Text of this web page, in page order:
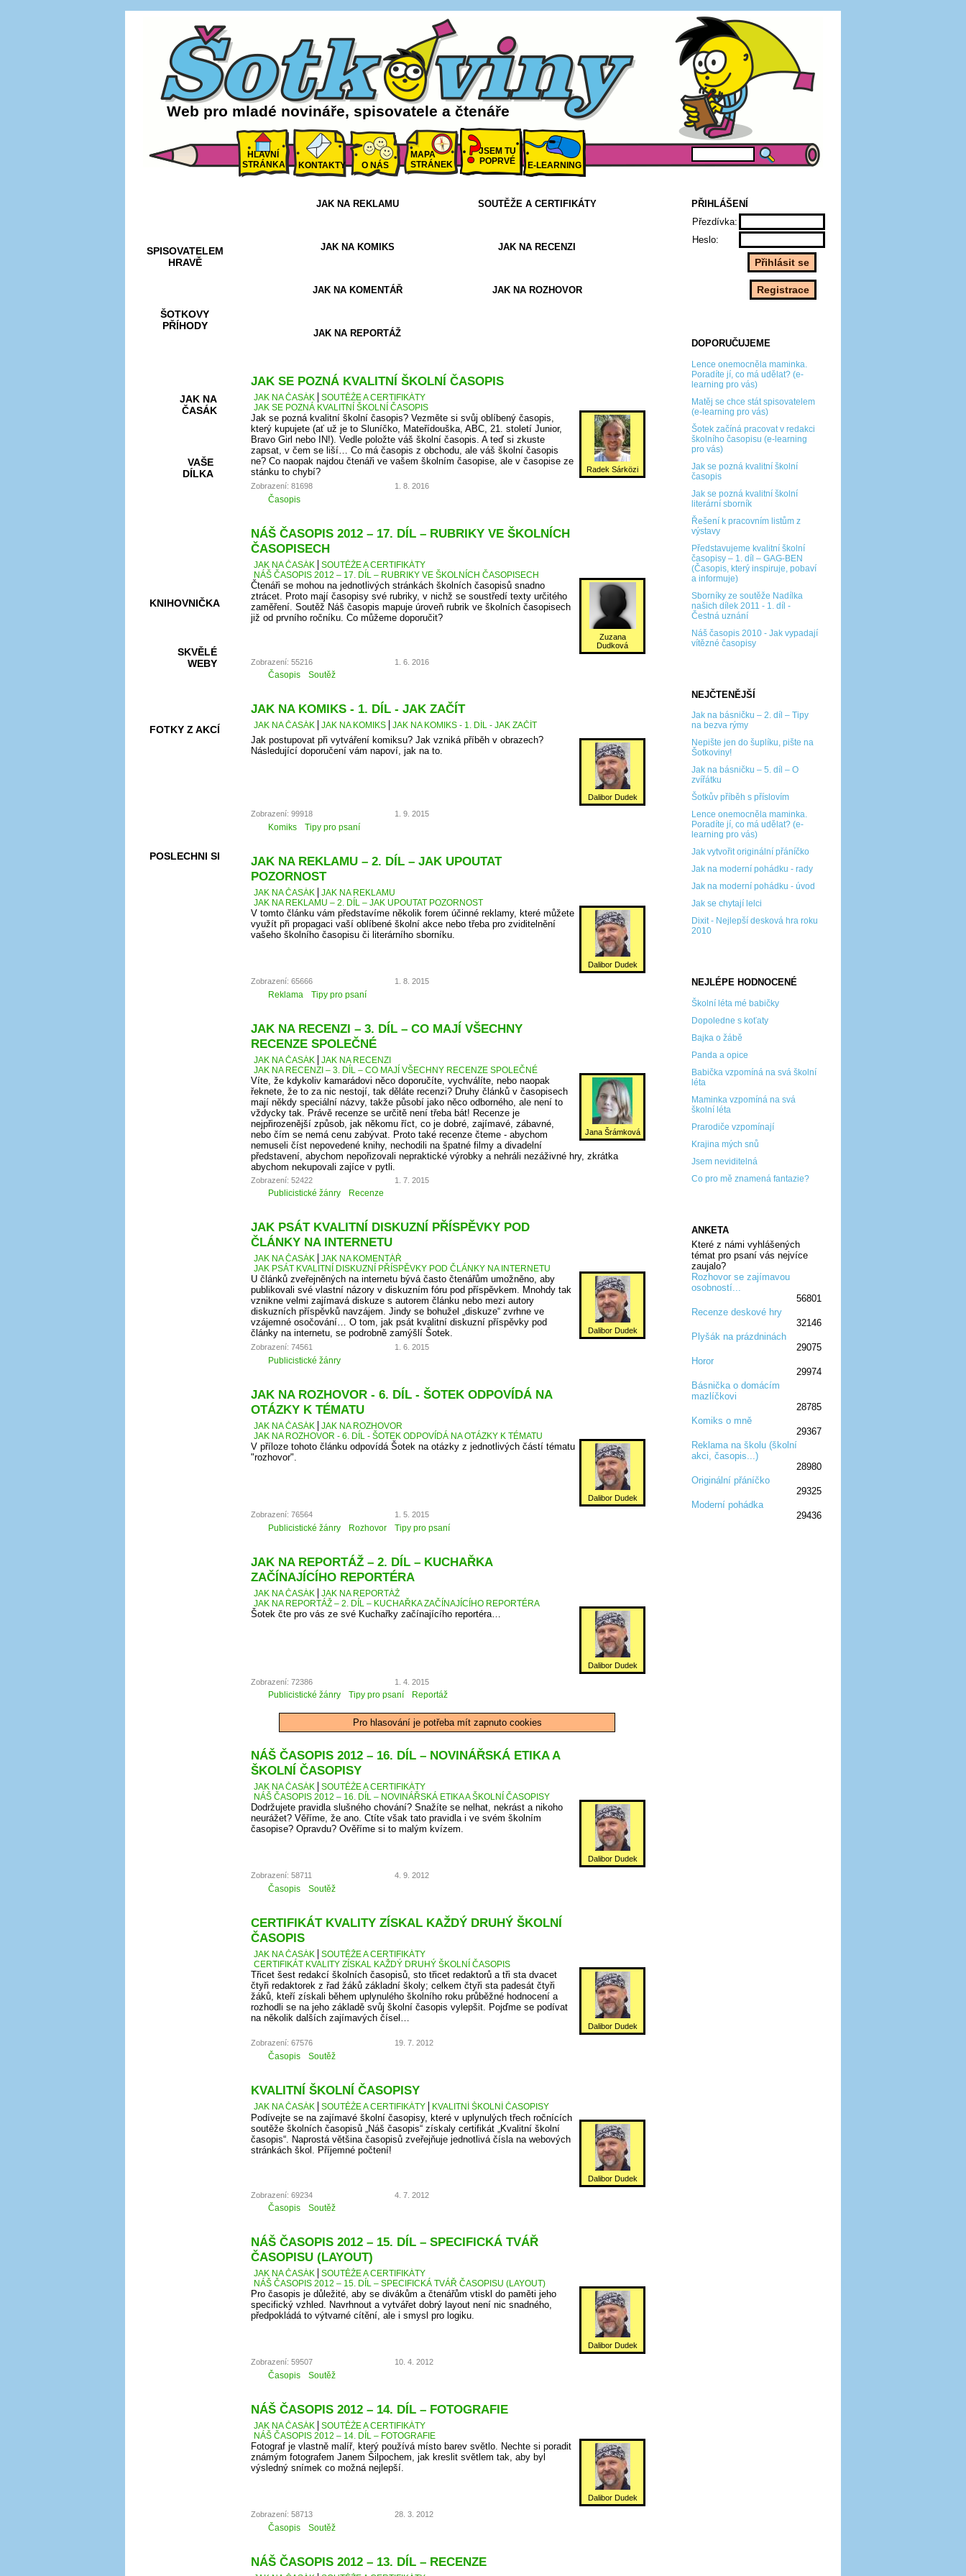
Web pro mladé novináře, spisovatele a čtenáře
HLAVNÍ
STRÁNKA
KONTAKTY O NÁS
MAPA
STRÁNEK
JSEM TU
POPRVÉ
E-LEARNING
SPISOVATELEM
HRAVĚ
ŠOTKOVY
PŘÍHODY
JAK NA
ČASÁK
VAŠE
DÍLKA
KNIHOVNIČKA
SKVĚLÉ
WEBY
FOTKY Z AKCÍ
POSLECHNI SI
PŘIHLÁŠENÍ
Přezdívka:
Heslo:
DOPORUČUJEME
Lence onemocněla maminka.
Poradíte jí, co má udělat? (e-
learning pro vás)
Matěj se chce stát spisovatelem
(e-learning pro vás)
Šotek začíná pracovat v redakci
školního časopisu (e-learning
pro vás)
Jak se pozná kvalitní školní
časopis
Jak se pozná kvalitní školní
literární sborník
Řešení k pracovním listům z
výstavy
Představujeme kvalitní školní
časopisy – 1. díl – GAG-BEN
(Časopis, který inspiruje, pobaví
a informuje)
Sborníky ze soutěže Nadílka
našich dílek 2011 - 1. díl -
Čestná uznání
Náš časopis 2010 - Jak vypadají
vítězné časopisy
NEJČTENĚJŠÍ
Jak na básničku – 2. díl – Tipy
na bezva rýmy
Nepište jen do šuplíku, pište na
Šotkoviny!
Jak na básničku – 5. díl – O
zvířátku
Šotkův příběh s příslovím
Lence onemocněla maminka.
Poradíte jí, co má udělat? (e-
learning pro vás)
Jak vytvořit originální přáníčko
Jak na moderní pohádku - rady
Jak na moderní pohádku - úvod
Jak se chytají lelci
Dixit - Nejlepší desková hra roku
2010
NEJLÉPE HODNOCENÉ
Školní léta mé babičky
Dopoledne s koťaty
Bajka o žábě
Panda a opice
Babička vzpomíná na svá školní
léta
Maminka vzpomíná na svá
školní léta
Prarodiče vzpomínají
Krajina mých snů
Jsem neviditelná
Co pro mě znamená fantazie?
ANKETA
Které z námi vyhlášených
témat pro psaní vás nejvíce
zaujalo?
Rozhovor se zajímavou
osobností...
56801
Recenze deskové hry
32146
Plyšák na prázdninách
29075
Horor
29974
Básnička o domácím
mazlíčkovi
28785
Komiks o mně
29367
:D
Reklama na školu (školní
akci, časopis...)
28980
Originální přáníčko
29325
Moderní pohádka
29436
JAK NA REKLAMU SOUTĚŽE A CERTIFIKÁTY
JAK NA KOMIKS JAK NA RECENZI
JAK NA KOMENTÁŘ JAK NA ROZHOVOR
JAK NA REPORTÁŽ
JAK SE POZNÁ KVALITNÍ ŠKOLNÍ ČASOPIS
JAK NA ČASÁK
SOUTĚŽE A CERTIFIKÁTY
JAK SE POZNÁ KVALITNÍ ŠKOLNÍ ČASOPIS
Radek Sárközi
Jak se pozná kvalitní školní časopis? Vezměte si svůj oblíbený časopis,
který kupujete (ať už je to Sluníčko, Mateřídouška, ABC, 21. století Junior,
Bravo Girl nebo IN!). Vedle položte váš školní časopis. A teď si zkuste
zapsat, v čem se liší… Co má časopis z obchodu, ale váš školní časopis
ne? Co naopak najdou čtenáři ve vašem školním časopise, ale v časopise ze
stánku to chybí?
Zobrazení: 81698 1. 8. 2016
Časopis
NÁŠ ČASOPIS 2012 – 17. DÍL – RUBRIKY VE ŠKOLNÍCH
ČASOPISECH
JAK NA ČASÁK
SOUTĚŽE A CERTIFIKÁTY
NÁŠ ČASOPIS 2012 – 17. DÍL – RUBRIKY VE ŠKOLNÍCH ČASOPISECH
Zuzana
Dudková
Čtenáři se mohou na jednotlivých stránkách školních časopisů snadno
ztrácet. Proto mají časopisy své rubriky, v nichž se soustředí texty určitého
zaměření. Soutěž Náš časopis mapuje úroveň rubrik ve školních časopisech
již od prvního ročníku. Co můžeme doporučit?
Zobrazení: 55216 1. 6. 2016
Časopis Soutěž
JAK NA KOMIKS - 1. DÍL - JAK ZAČÍT
JAK NA ČASÁK JAK NA KOMIKS JAK NA KOMIKS - 1. DÍL - JAK ZAČÍT
Dalibor Dudek
Jak postupovat při vytváření komiksu? Jak vzniká příběh v obrazech?
Následující doporučení vám napoví, jak na to.
Zobrazení: 99918 1. 9. 2015
Komiks Tipy pro psaní
JAK NA REKLAMU – 2. DÍL – JAK UPOUTAT
POZORNOST
JAK NA ČASÁK
JAK NA REKLAMU
JAK NA REKLAMU – 2. DÍL – JAK UPOUTAT POZORNOST
Dalibor Dudek
V tomto článku vám představíme několik forem účinné reklamy, které můžete
využít při propagaci vaší oblíbené školní akce nebo třeba pro zviditelnění
vašeho školního časopisu či literárního sborníku.
Zobrazení: 65666 1. 8. 2015
Reklama Tipy pro psaní
JAK NA RECENZI – 3. DÍL – CO MAJÍ VŠECHNY
RECENZE SPOLEČNÉ
JAK NA ČASÁK
JAK NA RECENZI
JAK NA RECENZI – 3. DÍL – CO MAJÍ VŠECHNY RECENZE SPOLEČNÉ
Jana Šrámková
Víte, že kdykoliv kamarádovi něco doporučíte, vychválíte, nebo naopak
řeknete, že to za nic nestojí, tak děláte recenzi? Druhy článků v časopisech
mají někdy speciální názvy, takže působí jako něco odborného, ale není to
vždycky tak. Právě recenze se určitě není třeba bát! Recenze je
nejpřirozenější způsob, jak někomu říct, co je dobré, zajímavé, zábavné,
nebo čím se nemá cenu zabývat. Proto také recenze čteme - abychom
nemuseli číst nepovedené knihy, nechodili na špatné filmy a divadelní
představení, abychom nepořizovali nepraktické výrobky a nehráli nezáživné hry, zkrátka
abychom nekupovali zajíce v pytli.
Zobrazení: 52422 1. 7. 2015
Publicistické žánry Recenze
JAK PSÁT KVALITNÍ DISKUZNÍ PŘÍSPĚVKY POD
ČLÁNKY NA INTERNETU
JAK NA ČASÁK
JAK NA KOMENTÁŘ
JAK PSÁT KVALITNÍ DISKUZNÍ PŘÍSPĚVKY POD ČLÁNKY NA INTERNETU
Dalibor Dudek
U článků zveřejněných na internetu bývá často čtenářům umožněno, aby
publikovali své vlastní názory v diskuzním fóru pod příspěvkem. Mnohdy tak
vznikne velmi zajímavá diskuze s autorem článku nebo mezi autory
diskuzních příspěvků navzájem. Jindy se bohužel „diskuze“ zvrhne ve
vzájemné osočování… O tom, jak psát kvalitní diskuzní příspěvky pod
články na internetu, se podrobně zamýšlí Šotek.
Zobrazení: 74561 1. 6. 2015
Publicistické žánry
JAK NA ROZHOVOR - 6. DÍL - ŠOTEK ODPOVÍDÁ NA
OTÁZKY K TÉMATU
JAK NA ČASÁK
JAK NA ROZHOVOR
JAK NA ROZHOVOR - 6. DÍL - ŠOTEK ODPOVÍDÁ NA OTÁZKY K TÉMATU
Dalibor Dudek
V příloze tohoto článku odpovídá Šotek na otázky z jednotlivých částí tématu
"rozhovor".
Zobrazení: 76564 1. 5. 2015
Publicistické žánry Rozhovor Tipy pro psaní
JAK NA REPORTÁŽ – 2. DÍL – KUCHAŘKA
ZAČÍNAJÍCÍHO REPORTÉRA
JAK NA ČASÁK
JAK NA REPORTÁŽ
JAK NA REPORTÁŽ – 2. DÍL – KUCHAŘKA ZAČÍNAJÍCÍHO REPORTÉRA
Dalibor Dudek
Šotek čte pro vás ze své Kuchařky začínajícího reportéra…
Zobrazení: 72386 1. 4. 2015
Publicistické žánry Tipy pro psaní Reportáž
Pro hlasování je potřeba mít zapnuto cookies
NÁŠ ČASOPIS 2012 – 16. DÍL – NOVINÁŘSKÁ ETIKA A
ŠKOLNÍ ČASOPISY
JAK NA ČASÁK
SOUTĚŽE A CERTIFIKÁTY
NÁŠ ČASOPIS 2012 – 16. DÍL – NOVINÁŘSKÁ ETIKA A ŠKOLNÍ ČASOPISY
Dalibor Dudek
Dodržujete pravidla slušného chování? Snažíte se nelhat, nekrást a nikoho
neurážet? Věříme, že ano. Ctíte však tato pravidla i ve svém školním
časopise? Opravdu? Ověříme si to malým kvízem.
Zobrazení: 58711 4. 9. 2012
Časopis Soutěž
CERTIFIKÁT KVALITY ZÍSKAL KAŽDÝ DRUHÝ ŠKOLNÍ
ČASOPIS
JAK NA ČASÁK
SOUTĚŽE A CERTIFIKÁTY
CERTIFIKÁT KVALITY ZÍSKAL KAŽDÝ DRUHÝ ŠKOLNÍ ČASOPIS
Dalibor Dudek
Třicet šest redakcí školních časopisů, sto třicet redaktorů a tři sta dvacet
čtyři redaktorek z řad žáků základní školy; celkem čtyři sta padesát čtyři
žáků, kteří získali během uplynulého školního roku průběžné hodnocení a
rozhodli se na jeho základě svůj školní časopis vylepšit. Pojďme se podívat
na několik dalších zajímavých čísel…
Zobrazení: 67576 19. 7. 2012
Časopis Soutěž
KVALITNÍ ŠKOLNÍ ČASOPISY
JAK NA ČASÁK SOUTĚŽE A CERTIFIKÁTY KVALITNÍ ŠKOLNÍ ČASOPISY
Dalibor Dudek
Podívejte se na zajímavé školní časopisy, které v uplynulých třech ročnících
soutěže školních časopisů „Náš časopis“ získaly certifikát „Kvalitní školní
časopis“. Naprostá většina časopisů zveřejňuje jednotlivá čísla na webových
stránkách škol. Příjemné počtení!
Zobrazení: 69234 4. 7. 2012
Časopis Soutěž
NÁŠ ČASOPIS 2012 – 15. DÍL – SPECIFICKÁ TVÁŘ
ČASOPISU (LAYOUT)
JAK NA ČASÁK
SOUTĚŽE A CERTIFIKÁTY
NÁŠ ČASOPIS 2012 – 15. DÍL – SPECIFICKÁ TVÁŘ ČASOPISU (LAYOUT)
Dalibor Dudek
Pro časopis je důležité, aby se divákům a čtenářům vtiskl do paměti jeho
specifický vzhled. Navrhnout a vytvářet dobrý layout není nic snadného,
předpokládá to výtvarné cítění, ale i smysl pro logiku.
Zobrazení: 59507 10. 4. 2012
Časopis Soutěž
NÁŠ ČASOPIS 2012 – 14. DÍL – FOTOGRAFIE
JAK NA ČASÁK
SOUTĚŽE A CERTIFIKÁTY
NÁŠ ČASOPIS 2012 – 14. DÍL – FOTOGRAFIE
Dalibor Dudek
Fotograf je vlastně malíř, který používá místo barev světlo. Nechte si poradit
známým fotografem Janem Šilpochem, jak kreslit světlem tak, aby byl
výsledný snímek co možná nejlepší.
Zobrazení: 58713 28. 3. 2012
Časopis Soutěž
NÁŠ ČASOPIS 2012 – 13. DÍL – RECENZE